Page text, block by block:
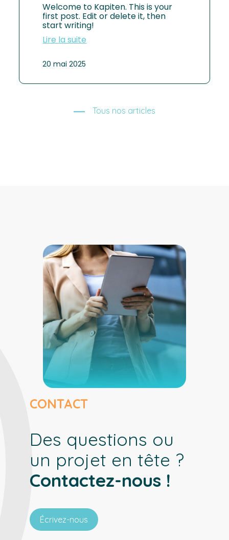
Welcome to Kapiten. This is your
first post. Edit or delete it, then
start writing!
Lire la suite
20 mai 2025
Tous nos articles
CONTACT
Des questions ou
un projet en tête ?
Contactez-nous !
Écrivez-nous